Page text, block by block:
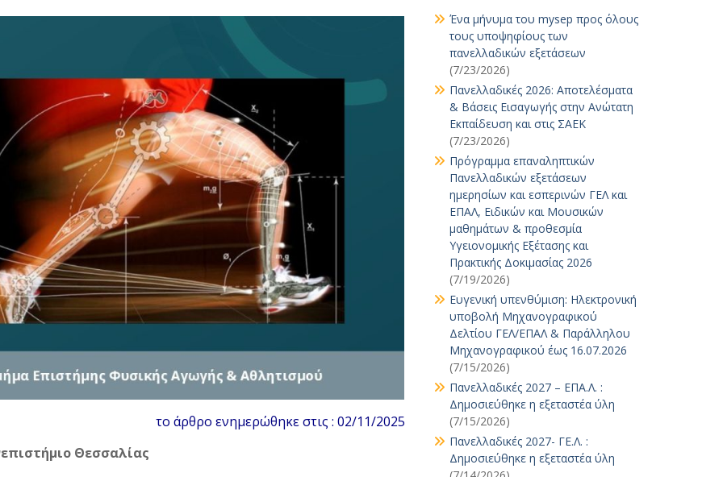
το άρθρο ενημερώθηκε στις : 02/11/2025
Θεσσαλίας
Ένα μήνυμα του mysep προς όλους
τους υποψηφίους των
πανελλαδικών εξετάσεων
(7/23/2026)
Πανελλαδικές 2026: Αποτελέσματα
& Βάσεις Εισαγωγής στην Ανώτατη
Εκπαίδευση και στις ΣΑΕΚ
(7/23/2026)
Πρόγραμμα επαναληπτικών
Πανελλαδικών εξετάσεων
ημερησίων και εσπερινών ΓΕΛ και
ΕΠΑΛ, Ειδικών και Μουσικών
μαθημάτων & προθεσμία
Υγειονομικής Εξέτασης και
Πρακτικής Δοκιμασίας 2026
(7/19/2026)
Ευγενική υπενθύμιση: Ηλεκτρονική
υποβολή Μηχανογραφικού
Δελτίου ΓΕΛ/ΕΠΑΛ & Παράλληλου
Μηχανογραφικού έως 16.07.2026
(7/15/2026)
Πανελλαδικές 2027 – ΕΠΑ.Λ. :
Δημοσιεύθηκε η εξεταστέα ύλη
(7/15/2026)
Πανελλαδικές 2027- ΓΕ.Λ. :
Δημοσιεύθηκε η εξεταστέα ύλη